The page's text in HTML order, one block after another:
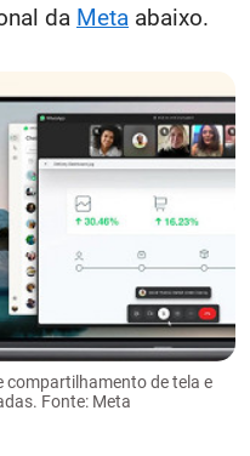
da Meta abaixo.
compartilhamento de tela e
Fonte: Meta